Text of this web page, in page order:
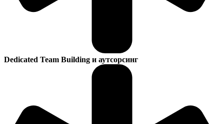
Dedicated Team Building и аутсорсинг